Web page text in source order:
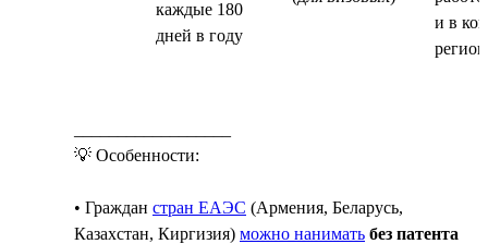
каждые 180
дней в году
и в
💡 Особенности:
• Граждан стран ЕАЭС (Армения, Беларусь,
Казахстан, Киргизия) можно нанимать без патента